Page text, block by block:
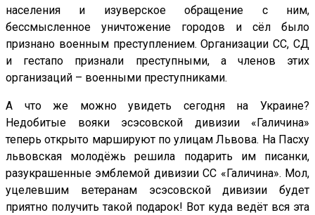
населения и изуверское обращение с ним,
бессмысленное уничтожение городов и сёл было
признано военным преступлением. Организации СС, СД
и гестапо признали преступными, а членов этих
организаций – военными преступниками.
А что же можно увидеть сегодня на Украине?
Недобитые вояки эсэсовской дивизии «Галичина»
теперь открыто маршируют по улицам Львова. На Пасху
львовская молодёжь решила подарить им писанки,
разукрашенные эмблемой дивизии СС «Галичина». Мол,
уцелевшим ветеранам эсэсовской дивизии будет
приятно получить такой подарок! Вот куда ведёт вся эта